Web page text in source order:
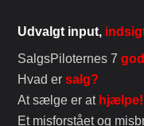
Udvalgt input,
SalgsPiloternes 7
Hvad ersalg?
At sælge er at hjælpe!
Et misforstået og